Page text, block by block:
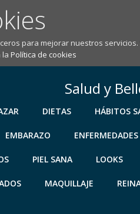
para mejorar nuestros
la Política de cookies
Salud y
DIETAS HÁBITOS
EMBARAZO ENFERMEDADES
PIEL SANA LOOKS
MAQUILLAJE